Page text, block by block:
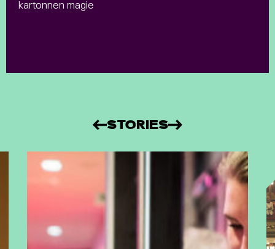
kartonnen magie
STORIES